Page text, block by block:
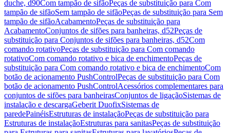
duche, d90Com tampão de sifãoPeças de substituição para Com
tampão de sifãoSem tampão de sifãoPeças de substituição para Sem
tampão de sifãoAcabamentoPeças de substituição para
AcabamentoConjuntos de sifões para banheiras, d52Peças de
substituição para Conjuntos de sifões para banheiras, d52Com
comando rotativoPeças de substituição para Com comando
rotativoCom comando rotativo e bica de enchimentoPeças de
substituição para Com comando rotativo e bica de enchimentoCom
botão de acionamento PushControlPeças de substituição para Com
botão de acionamento PushControlAcessórios complementares para
conjuntos de sifões para banheirasConjuntos de ligaçãoSistemas de
instalação e descargaGeberit DuofixSistemas de
paredePainéisEstruturas de instalaçãoPeças de substituição para
Estruturas de instalaçãoEstruturas para sanitasPeças de substituição